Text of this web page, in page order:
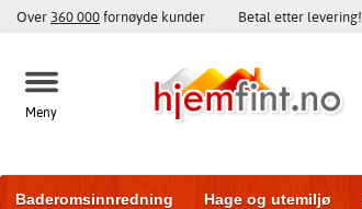
Over 360 000fornøyde kunder Betal etter levering!
Meny
Baderomsinnredning Hage og utemiljø